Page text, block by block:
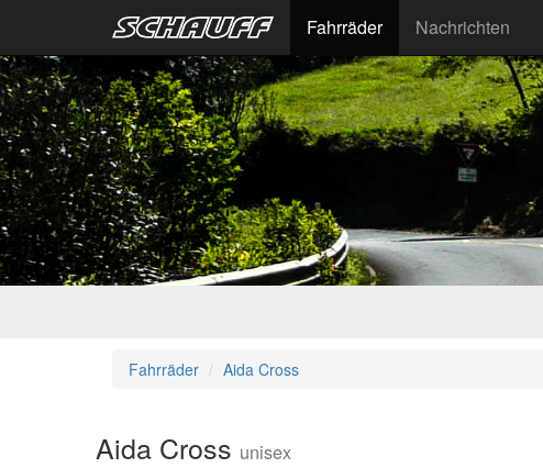
Fahrräder Nachrichten
Fahrräder Aida Cross
Aida Cross unisex